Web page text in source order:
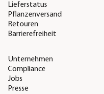
Lieferstatus
Pflanzenversand
Retouren
Barrierefreiheit
Unternehmen
Compliance
Jobs
Presse